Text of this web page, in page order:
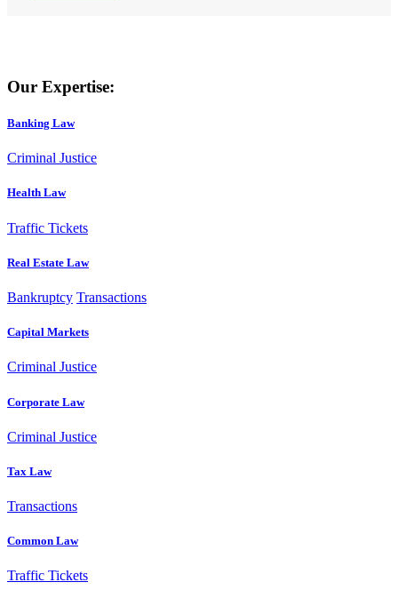
Our Expertise:
Banking Law
Criminal Justice
Health Law
Traffic Tickets
Real Estate Law
Bankruptcy Transactions
Capital Markets
Criminal Justice
Corporate Law
Criminal Justice
Tax Law
Transactions
Common Law
Traffic Tickets